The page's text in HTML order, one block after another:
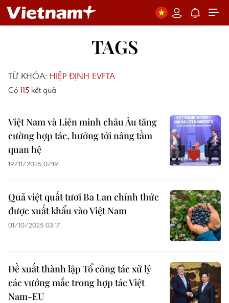
TAGS
TỪ KHÓA: HIỆP ĐỊNH EVFTA
Có 115 kết quả
Việt Nam và Liên minh châu Âu tăng
cường hợp tác, hướng tới nâng tầm
quan hệ
19/11/2025 07:19
Quả việt quất tươi Ba Lan chính thức
được xuất khẩu vào Việt Nam
01/10/2025 03:17
Đề xuất thành lập Tổ công tác xử lý
các vướng mắc trong hợp tác Việt
Nam-EU